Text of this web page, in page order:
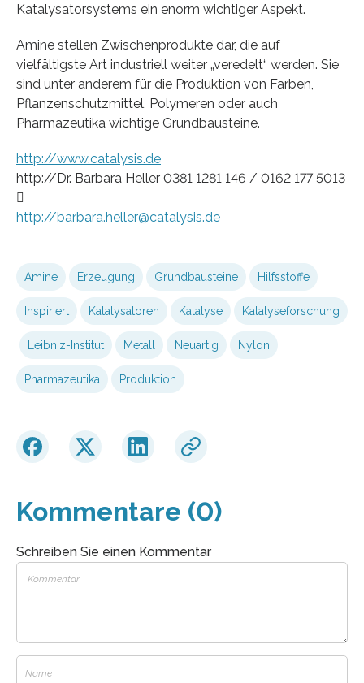
Katalysatorsystems ein enorm wichtiger Aspekt.
Amine stellen Zwischenprodukte dar, die auf
vielfältigste Art industriell weiter „veredelt“ werden. Sie
sind unter anderem für die Produktion von Farben,
Pflanzenschutzmittel, Polymeren oder auch
Pharmazeutika wichtige Grundbausteine.
http://www.catalysis.de
http://Dr. Barbara Heller 0381 1281 146 / 0162 177 5013

http://barbara.heller@catalysis.de
Amine Erzeugung Grundbausteine Hilfsstoffe
Inspiriert Katalysatoren Katalyse Katalyseforschung
Leibniz-Institut Metall Neuartig Nylon
Pharmazeutika Produktion
Kommentare (0)
Schreiben Sie einen Kommentar